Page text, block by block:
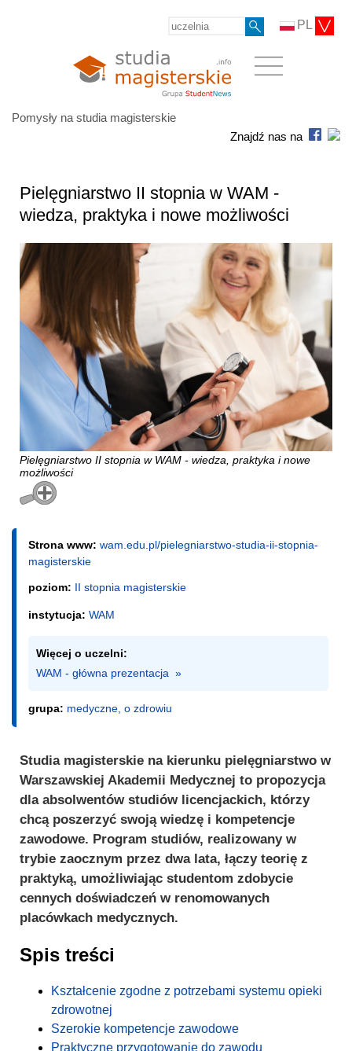
PL
Pomysły na studia magisterskie
Znajdź nas na
Pielęgniarstwo II stopnia w WAM -
wiedza, praktyka i nowe możliwości
Pielęgniarstwo II stopnia w WAM - wiedza, praktyka i nowe
możliwości
Strona www: wam.edu.pl/pielegniarstwo-studia-ii-stopnia-
magisterskie
poziom: II stopnia magisterskie
instytucja: WAM
Więcej o uczelni:
WAM - główna prezentacja  »
grupa: medyczne, o zdrowiu
Studia magisterskie na kierunku pielęgniarstwo w
Warszawskiej Akademii Medycznej to propozycja
dla absolwentów studiów licencjackich, którzy
chcą poszerzyć swoją wiedzę i kompetencje
zawodowe. Program studiów, realizowany w
trybie zaocznym przez dwa lata, łączy teorię z
praktyką, umożliwiając studentom zdobycie
cennych doświadczeń w renomowanych
placówkach medycznych.
Spis treści
Kształcenie zgodne z potrzebami systemu opieki
zdrowotnej
Szerokie kompetencje zawodowe
Praktyczne przygotowanie do zawodu